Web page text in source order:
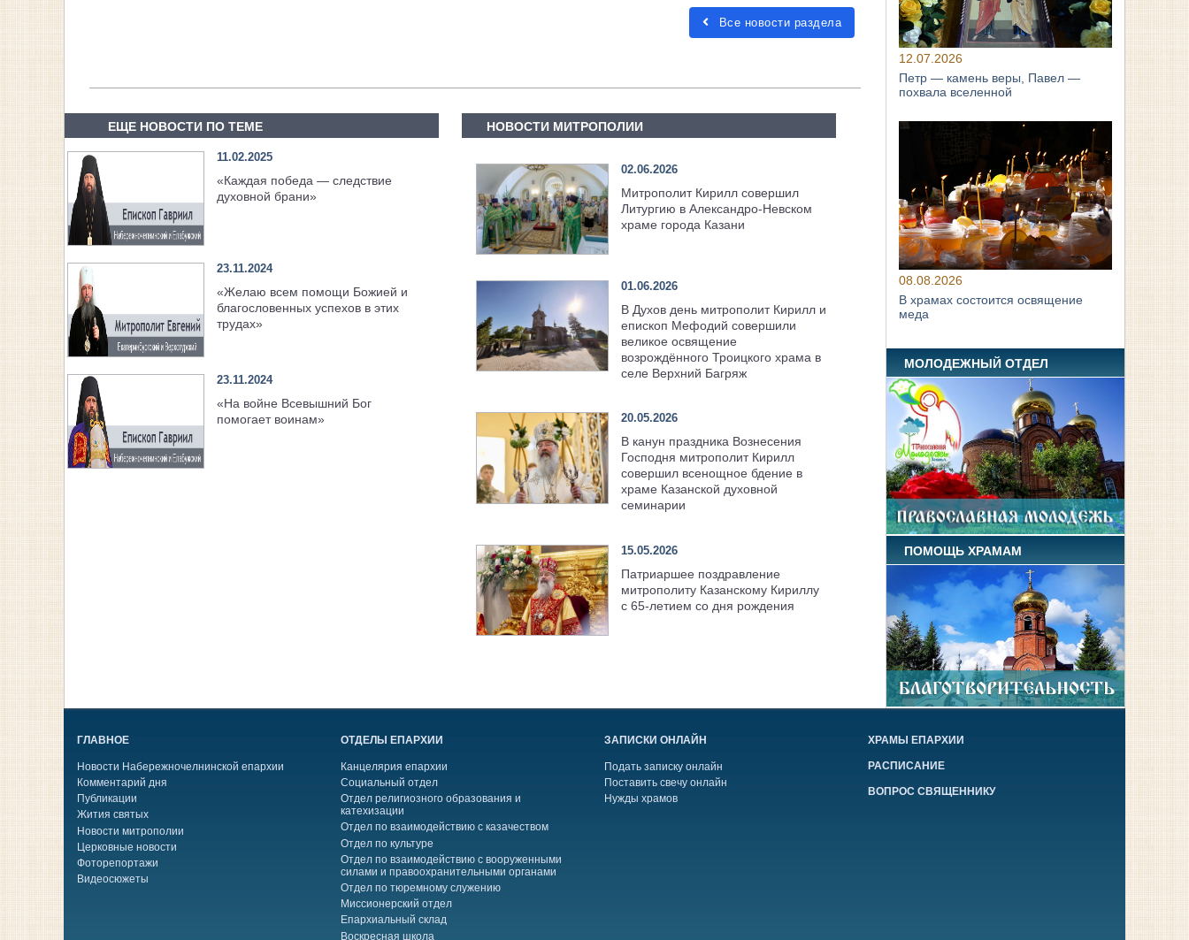
Все новости раздела
ЕЩЕ НОВОСТИ ПО ТЕМЕ
11.02.2025
«Каждая победа — следствие
духовной брани»
23.11.2024
«Желаю всем помощи Божией и
благословенных успехов в этих
трудах»
23.11.2024
«На войне Всевышний Бог
помогает воинам»
НОВОСТИ МИТРОПОЛИИ
02.06.2026
Митрополит Кирилл совершил
Литургию в Александро-Невском
храме города Казани
01.06.2026
В Духов день митрополит Кирилл и
епископ Мефодий совершили
великое освящение
возрождённого Троицкого храма в
селе Верхний Багряж
20.05.2026
В канун праздника Вознесения
Господня митрополит Кирилл
совершил всенощное бдение в
храме Казанской духовной
семинарии
15.05.2026
Патриаршее поздравление
митрополиту Казанскому Кириллу
с 65-летием со дня рождения
12.07.2026
Петр — камень веры, Павел —
похвала вселенной
08.08.2026
В храмах состоится освящение
меда
МОЛОДЕЖНЫЙ ОТДЕЛ
ПОМОЩЬ ХРАМАМ
ГЛАВНОЕ
Новости Набережночелнинской епархии
Комментарий дня
Публикации
Жития святых
Новости митрополии
Церковные новости
Фоторепортажи
Видеосюжеты
ОТДЕЛЫ ЕПАРХИИ
Канцелярия епархии
Социальный отдел
Отдел религиозного образования и
катехизации
Отдел по взаимодействию с казачеством
Отдел по культуре
Отдел по взаимодействию с вооруженными
силами и правоохранительными органами
Отдел по тюремному служению
Миссионерский отдел
Епархиальный склад
Воскресная школа
ЗАПИСКИ ОНЛАЙН
Подать записку онлайн
Поставить свечу онлайн
Нужды храмов
ХРАМЫ ЕПАРХИИ
РАСПИСАНИЕ
ВОПРОС СВЯЩЕННИКУ